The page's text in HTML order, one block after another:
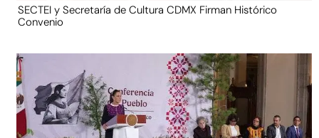
SECTEI y Secretaría de Cultura CDMX Firman Histórico
Convenio